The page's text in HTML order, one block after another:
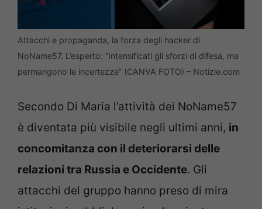
Attacchi e propaganda, la forza degli hacker di
NoName57. L’esperto: “Intensificati gli sforzi di difesa, ma
permangono le incertezze” (CANVA FOTO) – Notizie.com
Secondo Di Maria l’attività dei NoName57
è diventata più visibile negli ultimi anni, in
concomitanza con il deteriorarsi delle
relazioni tra Russia e Occidente. Gli
attacchi del gruppo hanno preso di mira